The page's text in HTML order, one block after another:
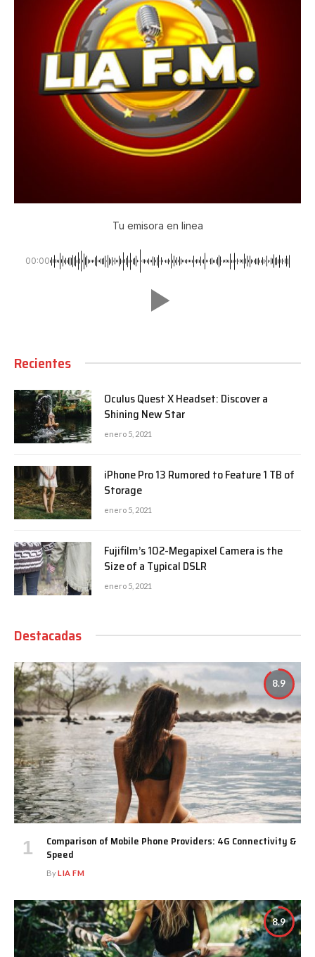
Tu emisora en linea
00:00
Recientes
Oculus Quest X Headset: Discover a
Shining New Star
enero 5, 2021
iPhone Pro 13 Rumored to Feature 1 TB of
Storage
enero 5, 2021
Fujifilm’s 102-Megapixel Camera is the
Size of a Typical DSLR
enero 5, 2021
Destacadas
8.9
Comparison of Mobile Phone Providers: 4G Connectivity &
Speed
ByLIA FM
8.9